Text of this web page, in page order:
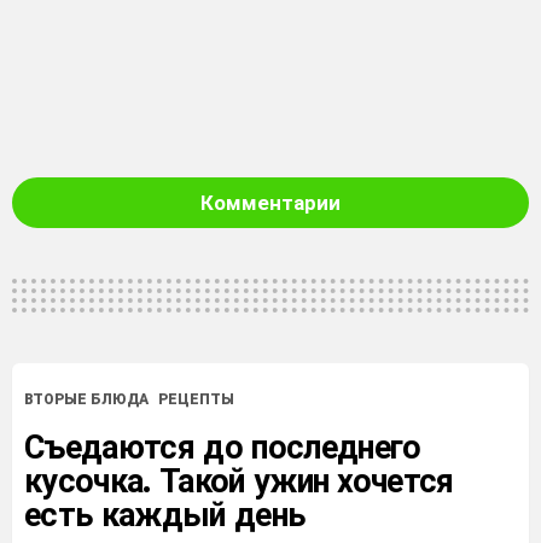
Комментарии
ВТОРЫЕ БЛЮДА РЕЦЕПТЫ
Съедаются до последнего
кусочка. Такой ужин хочется
есть каждый день